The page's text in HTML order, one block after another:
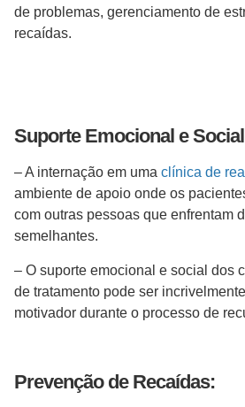
de problemas, gerenciamento de
recaídas.
Suporte Emocional e
– A internação em uma clínica de
ambiente de apoio onde os
com outras pessoas que enfrentam
semelhantes.
– O suporte emocional e social dos
de tratamento pode ser
motivador durante o processo de
Prevenção de Recaídas: